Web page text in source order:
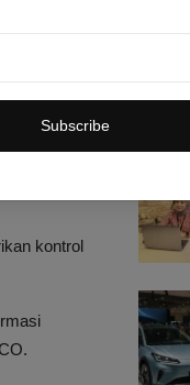
Subscribe
proses
kontrol